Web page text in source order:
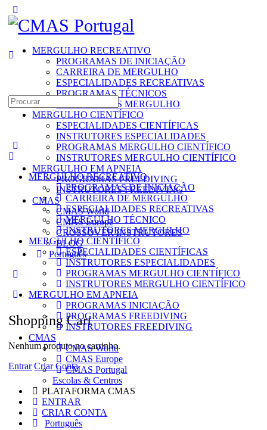
Side
Panel
MERGULHO RECREATIVO
PROGRAMAS DE INICIAÇÃO
CARREIRA DE MERGULHO
ESPECIALIDADES RECREATIVAS
PROGRAMAS TÉCNICOS
INSTRUTORES MERGULHO
MERGULHO CIENTÍFICO
ESPECIALIDADES CIENTÍFICAS
INSTRUTORES ESPECIALIDADES
PROGRAMAS MERGULHO CIENTÍFICO
INSTRUTORES MERGULHO CIENTÍFICO
MERGULHO EM APNEIA
PROGRAMAS FREEDIVING
INSTRUTORES FREEDIVING
CMAS
CMAS World
CMAS Europe
CROSSOVER INSTRUTORES
BLOG
Português
options
Shopping Cart
Nenhum produto no carrinho.
Entrar Criar Conta
Search
for:
MERGULHO RECREATIVO
PROGRAMAS DE INICIAÇÃO
CARREIRA DE MERGULHO
ESPECIALIDADES RECREATIVAS
MERGULHO TÉCNICO
INSTRUTORES MERGULHO
MERGULHO CIENTÍFICO
ESPECIALIDADES CIENTÍFICAS
INSTRUTORES ESPECIALIDADES
PROGRAMAS MERGULHO CIENTÍFICO
INSTRUTORES MERGULHO CIENTÍFICO
MERGULHO EM APNEIA
PROGRAMAS INICIAÇÃO
PROGRAMAS FREEDIVING
INSTRUTORES FREEDIVING
CMAS
CMAS World
CMAS Europe
CMAS Portugal
Escolas & Centros
PLATAFORMA CMAS
ENTRAR
CRIAR CONTA
Português